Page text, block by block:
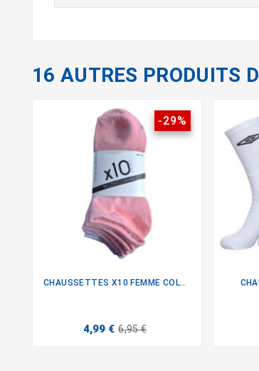
16 AUTRES PRODUITS
-29%
CHAUSSETTES X10 FEMME COLOREES
4,99 € 6,95 €